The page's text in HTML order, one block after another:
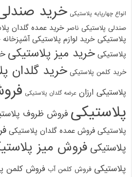
انواع چهارپایه پلاستیکی خرید
صندلی پلاستیکی ناصر خرید عمده گلدان
پلاستیکی خرید لوازم پلاستیکی آشپزخانه
پلاستیکی خرید میز پلاستیکی
خرید کلمن پلاستیکی خرید گلدان
پلاستیکی ارزان عرضه گلدان پلاستیکی
پلاستیکی فروش ظروف
پلاستیکی فروش عمده گلدان پلاستیکی
پلاستیکی فروش میز
پلاستیکی فروش کلمن آب فروش کلمن